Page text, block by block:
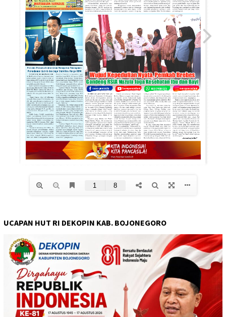
UCAPAN HUT RI DEKOPIN KAB. BOJONEGORO